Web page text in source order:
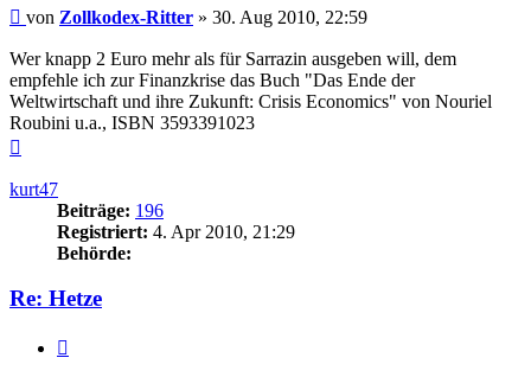
Beitrag
von Zollkodex-Ritter » 30. Aug 2010, 22:59
Wer knapp 2 Euro mehr als für Sarrazin ausgeben will, dem
empfehle ich zur Finanzkrise das Buch "Das Ende der
Weltwirtschaft und ihre Zukunft: Crisis Economics" von Nouriel
Roubini u.a., ISBN 3593391023
kurt47
Beiträge: 196
Registriert: 4. Apr 2010, 21:29
Behörde:
Re: Hetze